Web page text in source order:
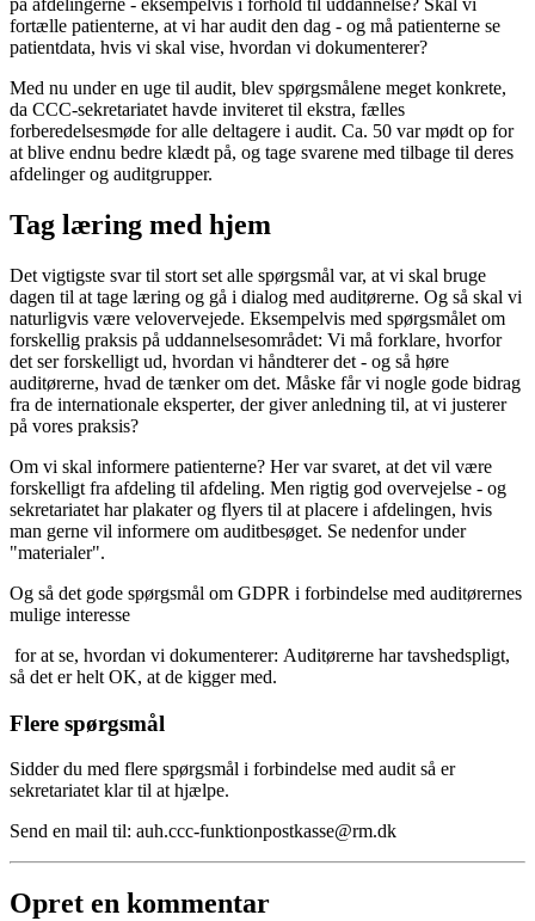
på afdelingerne - eksempelvis i forhold til uddannelse? Skal vi
fortælle patienterne, at vi har audit den dag - og må patienterne se
patientdata, hvis vi skal vise, hvordan vi dokumenterer?
Med nu under en uge til audit, blev spørgsmålene meget konkrete,
da CCC-sekretariatet havde inviteret til ekstra, fælles
forberedelsesmøde for alle deltagere i audit. Ca. 50 var mødt op for
at blive endnu bedre klædt på, og tage svarene med tilbage til deres
afdelinger og auditgrupper.
Tag læring med hjem
Det vigtigste svar til stort set alle spørgsmål var, at vi skal bruge
dagen til at tage læring og gå i dialog med auditørerne. Og så skal vi
naturligvis være velovervejede. Eksempelvis med spørgsmålet om
forskellig praksis på uddannelsesområdet: Vi må forklare, hvorfor
det ser forskelligt ud, hvordan vi håndterer det - og så høre
auditørerne, hvad de tænker om det. Måske får vi nogle gode bidrag
fra de internationale eksperter, der giver anledning til, at vi justerer
på vores praksis?
Om vi skal informere patienterne? Her var svaret, at det vil være
forskelligt fra afdeling til afdeling. Men rigtig god overvejelse - og
sekretariatet har plakater og flyers til at placere i afdelingen, hvis
man gerne vil informere om auditbesøget. Se nedenfor under
"materialer".
Og så det gode spørgsmål om GDPR i forbindelse med auditørernes
mulige interesse
for at se, hvordan vi dokumenterer: Auditørerne har tavshedspligt,
så det er helt OK, at de kigger med.
Flere spørgsmål
Sidder du med flere spørgsmål i forbindelse med audit så er
sekretariatet klar til at hjælpe.
Send en mail til: auh.ccc-funktionpostkasse@rm.dk
Opret en kommentar